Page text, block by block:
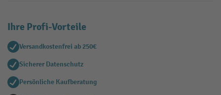
Ihre Profi-Vorteile
Versandkostenfrei ab 250€
Sicherer Datenschutz
Persönliche Kaufberatung